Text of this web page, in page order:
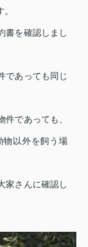
書を確認しまし
であっても同じ
であっても、
物以外を飼う場
家さんに確認し